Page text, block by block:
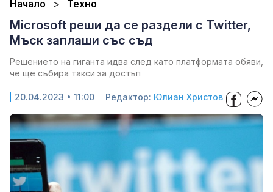
Начало Техно
Microsoft реши да се раздели с Twitter,
Мъск заплаши със съд
Решението на гиганта идва след като платформата обяви,
че ще събира такси за достъп
20.04.2023 • 11:00 Редактор: Юлиан Христов